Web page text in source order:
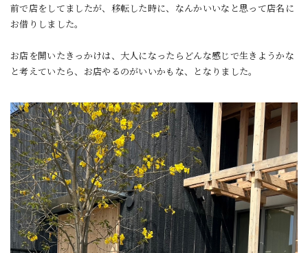
前で店をしてましたが、移転した時に、なんかいいなと思って店名に
お借りしました。
お店を開いたきっかけは、大人になったらどんな感じで生きようかな
と考えていたら、お店やるのがいいかもな、となりました。